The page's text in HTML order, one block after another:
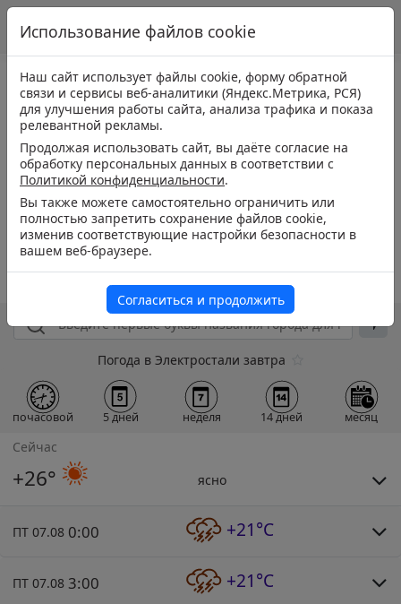
Погода в Электростали завтра
почасовой 5 дней неделя 14 дней месяц
Сейчас
+26° ясно
ПТ 07.08 0:00 +21°C
ПТ 07.08 3:00 +21°C
Использование файлов cookie
Наш сайт использует файлы cookie, форму обратной
связи и сервисы веб-аналитики (Яндекс.Метрика, РСЯ)
для улучшения работы сайта, анализа трафика и показа
релевантной рекламы.
Продолжая использовать сайт, вы даёте согласие на
обработку персональных данных в соответствии с
Политикой конфиденциальности.
Вы также можете самостоятельно ограничить или
полностью запретить сохранение файлов cookie,
изменив соответствующие настройки безопасности в
вашем веб-браузере.
Согласиться и продолжить